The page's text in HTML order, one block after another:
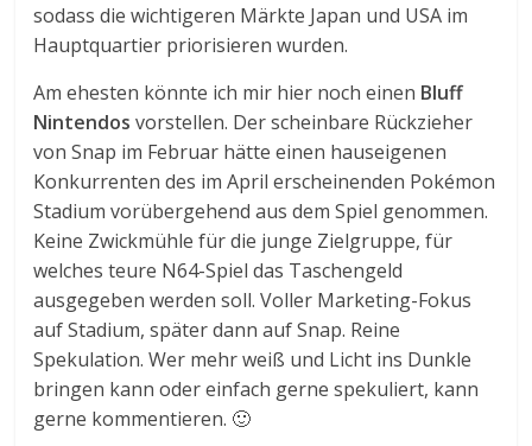
sodass die wichtigeren Märkte Japan und USA im
Hauptquartier priorisieren wurden.
Am ehesten könnte ich mir hier noch einen Bluff
Nintendos vorstellen. Der scheinbare Rückzieher
von Snap im Februar hätte einen hauseigenen
Konkurrenten des im April erscheinenden Pokémon
Stadium vorübergehend aus dem Spiel genommen.
Keine Zwickmühle für die junge Zielgruppe, für
welches teure N64-Spiel das Taschengeld
ausgegeben werden soll. Voller Marketing-Fokus
auf Stadium, später dann auf Snap. Reine
Spekulation. Wer mehr weiß und Licht ins Dunkle
bringen kann oder einfach gerne spekuliert, kann
gerne kommentieren. 🙂